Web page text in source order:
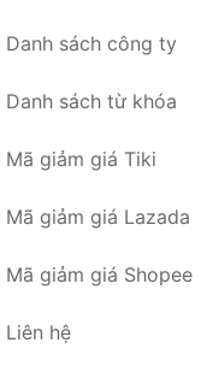
Danh sách công ty
Danh sách từ khóa
Mã giảm giá Tiki
Mã giảm giá Lazada
Mã giảm giá Shopee
Liên hệ